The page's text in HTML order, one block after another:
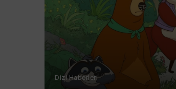
Dizi Haberleri